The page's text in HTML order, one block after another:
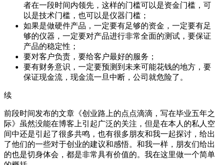
者在一段时间内领先，这样的门槛可以是资金门槛，可
以是技术门槛，也可以是仪器门槛；
如果是做硬件产品，一定要有足够的资金，一定要有足
够的仪器，一定要对产品进行非常全面的测试，要保证
产品的稳定性；
要对客户负责，要给客户最好的服务；
要有财务意识，一定要预测到未来可能花钱的地方，要
保证现金流，现金流一旦中断，公司就危险了。
续
前段时间发布的文章《创业路上的点点滴滴，写在毕业五年之
际》虽然没能在博客上引起广泛的关注，但是在本人的私人空
间中还是引起了很多共鸣，也有很多朋友和我一起探讨，给出
了他们的一些对于创业的建议和感悟。和我一样，朋友们给出
的也是切身体会，都是非常具有价值的。我在这里做一个简单